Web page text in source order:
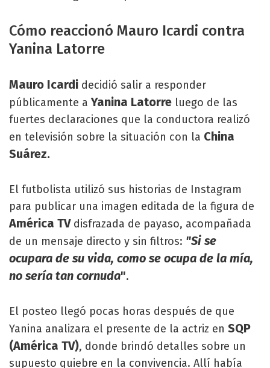
Cómo reaccionó Mauro Icardi contra
Yanina Latorre
Mauro Icardi decidió salir a responder
públicamente aYanina Latorre luego de las
fuertes declaraciones que la conductora realizó
en televisión sobre la situación con la China
Suárez.
El futbolista utilizó sus historias de Instagram
para publicar una imagen editada de la figura de
América TVdisfrazada de payaso, acompañada
de un mensaje directo y sin filtros: "Si se
ocupara de su vida, como se ocupa de la mía,
no sería tan cornuda".
El posteo llegó pocas horas después de que
Yanina analizara el presente de la actriz en SQP
(América TV), donde brindó detalles sobre un
supuesto quiebre en la convivencia. Allí había